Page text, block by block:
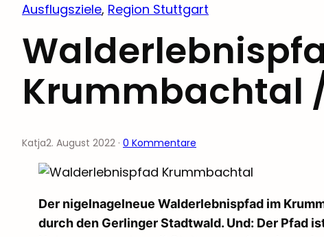
Ausflugsziele, Region Stuttgart
Krummbachtal
Katja2. August 2022 · 0 Kommentare
Der nigelnagelneue Walderlebnispfad im
durch den Gerlinger Stadtwald. Und: Der Pfad